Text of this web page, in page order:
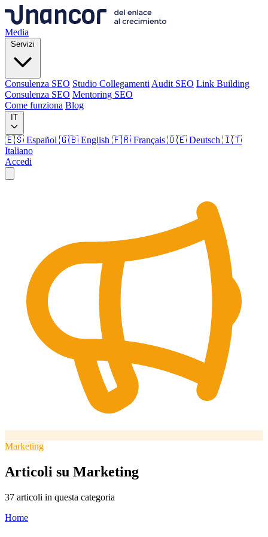
Media
Servizi
Consulenza SEO Studio Collegamenti Audit SEO Link Building
Consulenza SEO Mentoring SEO
Come funziona Blog
IT
🇪🇸 Español 🇬🇧 English 🇫🇷 Français 🇩🇪 Deutsch 🇮🇹
Italiano
Accedi
Studio CollegamentiAudit SEO
Link Building
Consulenza SEO
Come funziona
Lingua
🇪🇸 ES
🇬🇧 EN 🇫🇷 FR 🇩🇪 DE
Accedi
Marketing
Articoli su Marketing
37 articoli in questa categoria
Home